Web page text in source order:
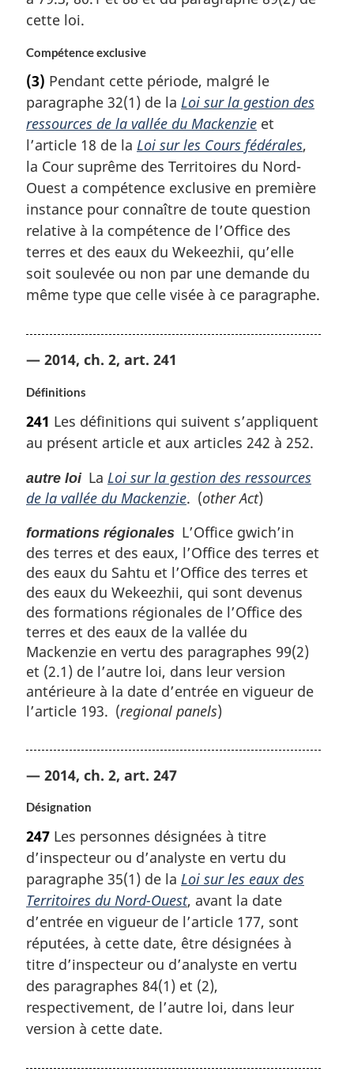
cette loi.
Compétence exclusive
(3) Pendant cette période, malgré le
paragraphe 32(1) de la Loi sur la gestion des
ressources de la vallée du Mackenzie et
l’article 18 de la Loi sur les Cours fédérales,
la Cour suprême des Territoires du Nord-
Ouest a compétence exclusive en première
instance pour connaître de toute question
relative à la compétence de l’Office des
terres et des eaux du Wekeezhii, qu’elle
soit soulevée ou non par une demande du
même type que celle visée à ce paragraphe.
— 2014, ch. 2, art. 241
Définitions
241 Les définitions qui suivent s’appliquent
au présent article et aux articles 242 à 252.
autre loiLa Loi sur la gestion des ressources
de la vallée du Mackenzie. (other Act)
formations régionales L’Office gwich’in
des terres et des eaux, l’Office des terres et
des eaux du Sahtu et l’Office des terres et
des eaux du Wekeezhii, qui sont devenus
des formations régionales de l’Office des
terres et des eaux de la vallée du
Mackenzie en vertu des paragraphes 99(2)
et (2.1) de l’autre loi, dans leur version
antérieure à la date d’entrée en vigueur de
l’article 193. (regional panels)
— 2014, ch. 2, art. 247
Désignation
247 Les personnes désignées à titre
d’inspecteur ou d’analyste en vertu du
paragraphe 35(1) de la Loi sur les eaux des
Territoires du Nord-Ouest, avant la date
d’entrée en vigueur de l’article 177, sont
réputées, à cette date, être désignées à
titre d’inspecteur ou d’analyste en vertu
des paragraphes 84(1) et (2),
respectivement, de l’autre loi, dans leur
version à cette date.